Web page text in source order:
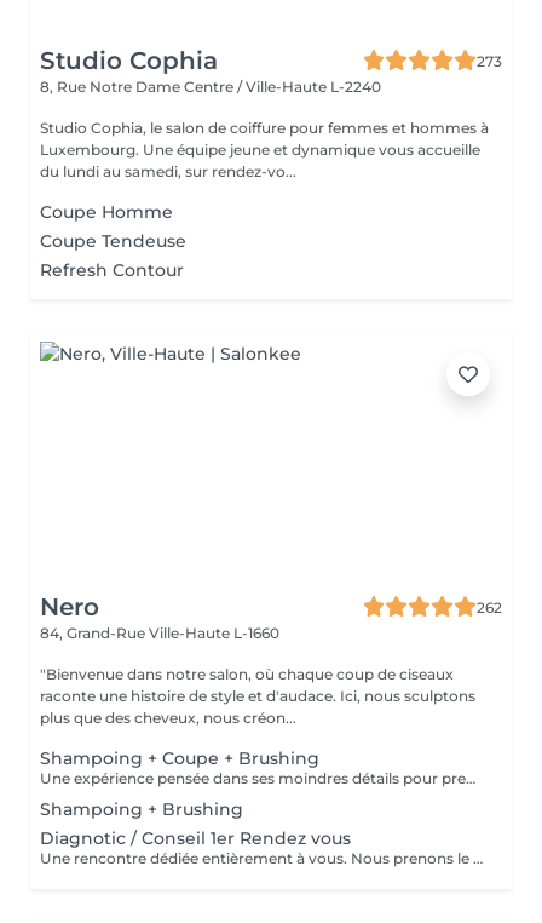
Studio Cophia
273
8, Rue Notre Dame Centre / Ville-Haute L-2240
Studio Cophia, le salon de coiffure pour femmes et hommes à
Luxembourg. Une équipe jeune et dynamique vous accueille
du lundi au samedi, sur rendez-vo...
Coupe Homme
Coupe Tendeuse
Refresh Contour
Nero
262
84, Grand-Rue Ville-Haute L-1660
"Bienvenue dans notre salon, où chaque coup de ciseaux
raconte une histoire de style et d'audace. Ici, nous sculptons
plus que des cheveux, nous créon...
Shampoing + Coupe + Brushing
Une expérience pensée dans ses moindres détails pour prendre soin de vous comme il se doit. Nous commençons par un shampoing d'exception, sélectionné avec soin selon la nature et les besoins de votre chevelure, agrémenté d'un massage enveloppant du cuir chevelu pour une détente absolue. Vient ensuite la coupe, précédée d'un diagnostic personnalisé pour cerner vos envies et sublimer votre style. Chaque geste est maîtrisé, chaque détail soigné. Pour finir, un brushing raffiné vient parachever le résultat lisse et soyeux, volumisé ou subtilement ondulé, selon vos désirs. Vous repartez avec une chevelure magnifiée et un éclat qui se remarque.
Shampoing + Brushing
Diagnotic / Conseil 1er Rendez vous
Une rencontre dédiée entièrement à vous. Nous prenons le temps d'analyser votre chevelure, de comprendre vos habitudes et d'échanger sur vos envies pour définir ensemble la routine et le style qui vous correspondent vraiment. Un moment privilégié pour poser les bases d'un suivi sur mesure.